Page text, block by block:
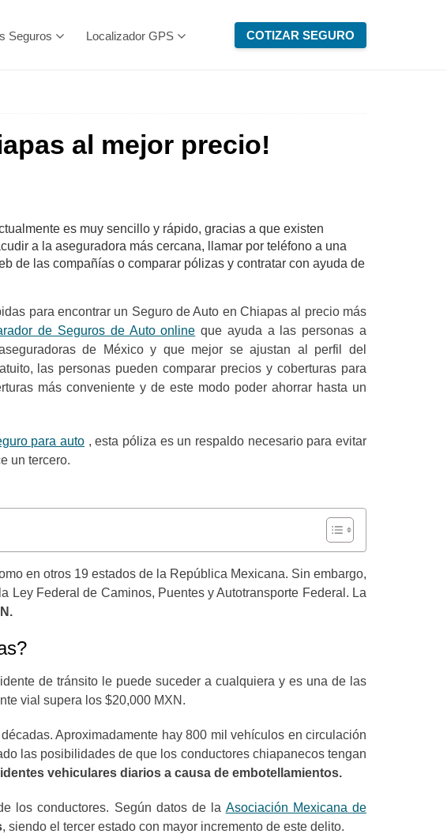
Seguros Localizador GPS COTIZAR SEGURO
al mejor precio!
es muy sencillo y rápido, gracias a que existen
a la aseguradora más cercana, llamar por teléfono a una
de las compañías o comparar pólizas y contratar con ayuda de
para encontrar un Seguro de Auto en Chiapas al precio más
de Seguros de Auto online que ayuda a las personas a
de México y que mejor se ajustan al perfil del
las personas pueden comparar precios y coberturas para
más conveniente y de este modo poder ahorrar hasta un
para auto , esta póliza es un respaldo necesario para evitar
un tercero.
en otros 19 estados de la República Mexicana. Sin embargo,
Ley Federal de Caminos, Puentes y Autotransporte Federal. La
de tránsito le puede suceder a cualquiera y es una de las
vial supera los $20,000 MXN.
Aproximadamente hay 800 mil vehículos en circulación
las posibilidades de que los conductores chiapanecos tengan
vehiculares diarios a causa de embotellamientos.
los conductores. Según datos de la Asociación Mexicana de
, siendo el tercer estado con mayor incremento de este delito.